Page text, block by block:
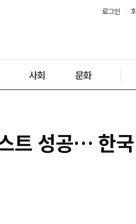
로그인
사회 문화
트 성공… 한